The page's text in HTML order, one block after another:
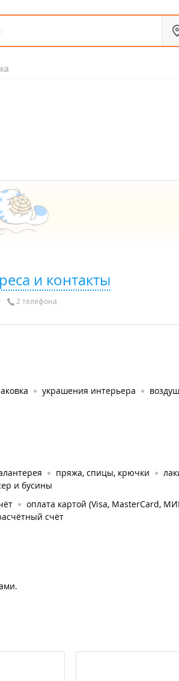
и контакты
2 телефона
украшения интерьера
пряжа, спицы, крючки
и бусины
оплата картой (Visa, MasterCard,
счёт